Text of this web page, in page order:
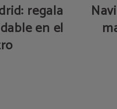
regala
en el